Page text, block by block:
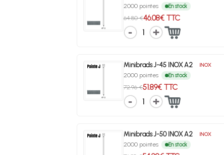
2000 pointes En stock
64.80 €46.08€ TTC
1
Minibrads J-45 INOX A2 INOX
2000 pointes En stock
72.96 €51.89€ TTC
1
Minibrads J-50 INOX A2 INOX
2000 pointes En stock